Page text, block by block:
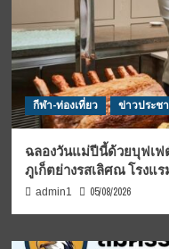
กีฬา-ท่องเที่ยว ข่าวประช
ฉลองวันแม่ปีนี้ด้วยบุฟเฟ
ภูเก็ตย่างรสเลิศณ โรงแ
admin1 05/08/2026